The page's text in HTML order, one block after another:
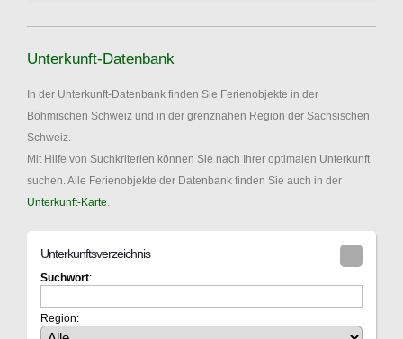
Unterkunft-Datenbank
In der Unterkunft-Datenbank finden Sie Ferienobjekte in der
Böhmischen Schweiz und in der grenznahen Region der Sächsischen
Schweiz.
Mit Hilfe von Suchkriterien können Sie nach Ihrer optimalen Unterkunft
suchen. Alle Ferienobjekte der Datenbank finden Sie auch in der
Unterkunft-Karte
Unterkunftsverzeichnis
Suchwort:
Region: